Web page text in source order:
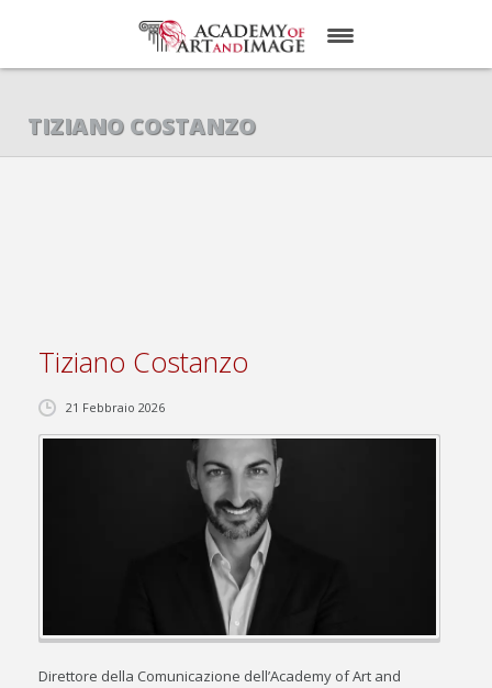
CHI SIAMO
TIZIANO COSTANZO
Tiziano Costanzo
21 Febbraio 2026
Direttore della Comunicazione dell’Academy of Art and